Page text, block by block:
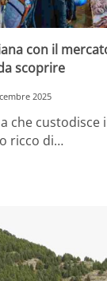
con il
scoprire
2025
che custodisce
ricco di…